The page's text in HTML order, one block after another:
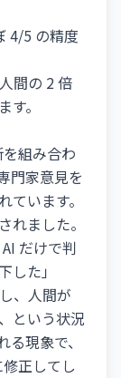
4/5 の精度
間の 2 倍
。
組み合わ
門家意見を
います。
れました。
だけで判
した」
、人間が
という状況
現象で、
正してし